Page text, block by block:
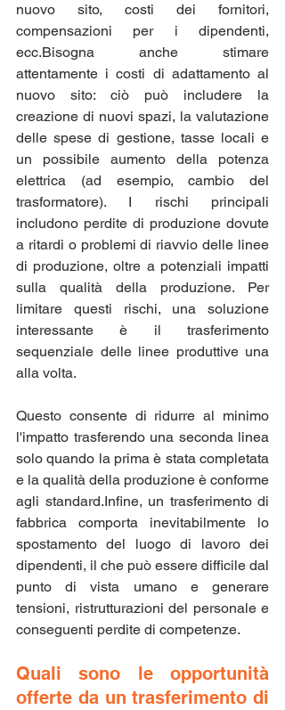
nuovo sito, costi dei fornitori,
compensazioni per i dipendenti,
ecc.Bisogna anche stimare
attentamente i costi di adattamento al
nuovo sito: ciò può includere la
creazione di nuovi spazi, la valutazione
delle spese di gestione, tasse locali e
un possibile aumento della potenza
elettrica (ad esempio, cambio del
trasformatore). I rischi principali
includono perdite di produzione dovute
a ritardi o problemi di riavvio delle linee
di produzione, oltre a potenziali impatti
sulla qualità della produzione. Per
limitare questi rischi, una soluzione
interessante è il trasferimento
sequenziale delle linee produttive una
alla volta.
Questo consente di ridurre al minimo
l'impatto trasferendo una seconda linea
solo quando la prima è stata completata
e la qualità della produzione è conforme
agli standard.Infine, un trasferimento di
fabbrica comporta inevitabilmente lo
spostamento del luogo di lavoro dei
dipendenti, il che può essere difficile dal
punto di vista umano e generare
tensioni, ristrutturazioni del personale e
conseguenti perdite di competenze.
Quali sono le opportunità
offerte da un trasferimento di